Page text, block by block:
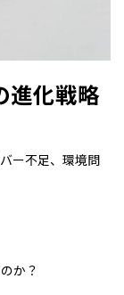
進化戦略
ー不足、環境問
か？